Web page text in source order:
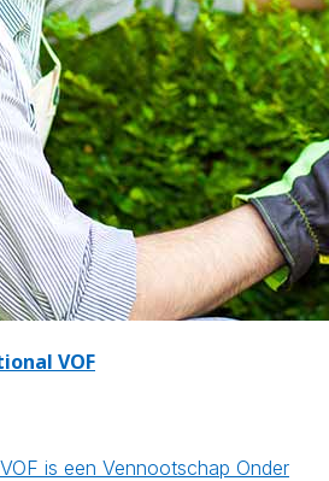
VOF
is een Vennootschap Onder